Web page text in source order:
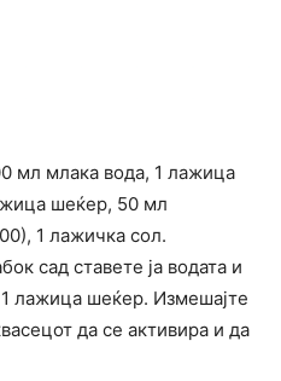
мл млака вода, 1 лажица
шеќер, 50 мл
1 лажичка сол.
сад ставете ја водата и
1 лажица шеќер. Измешајте
да се активира и да